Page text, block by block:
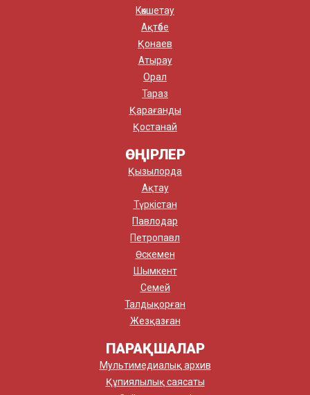
Көкшетау
Ақтөбе
Қонаев
Атырау
Орал
Тараз
Қарағанды
Қостанай
ӨҢІРЛЕР
Қызылорда
Ақтау
Түркістан
Павлодар
Петропавл
Өскемен
Шымкент
Семей
Талдықорған
Жезқазған
ПАРАҚШАЛАР
Мультимедиалық архив
Құпиялылық саясаты